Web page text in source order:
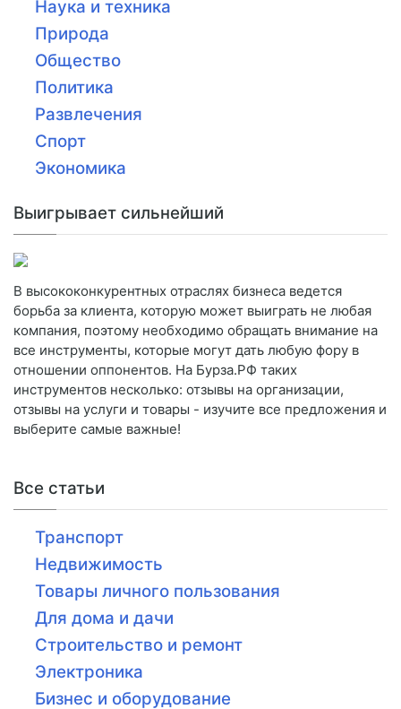
Наука и техника
Природа
Общество
Политика
Развлечения
Спорт
Экономика
Выигрывает сильнейший
В высококонкурентных отраслях бизнеса ведется
борьба за клиента, которую может выиграть не любая
компания, поэтому необходимо обращать внимание на
все инструменты, которые могут дать любую фору в
отношении оппонентов. На Бурза.РФ таких
инструментов несколько: отзывы на организации,
отзывы на услуги и товары - изучите все предложения и
выберите самые важные!
Все статьи
Транспорт
Недвижимость
Товары личного пользования
Для дома и дачи
Строительство и ремонт
Электроника
Бизнес и оборудование